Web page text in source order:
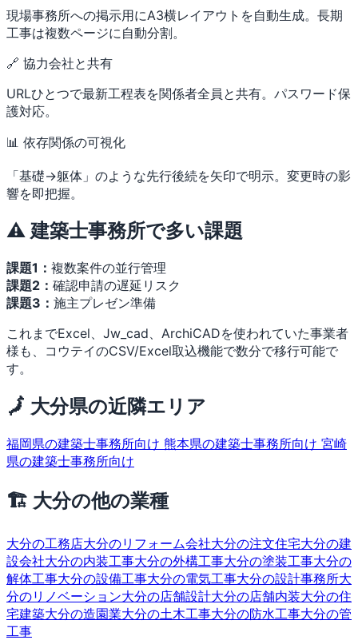
現場事務所への掲示用にA3横レイアウトを自動生成。長期
工事は複数ページに自動分割。
🔗 協力会社と共有
URLひとつで最新工程表を関係者全員と共有。パスワード保
護対応。
📊 依存関係の可視化
「基礎→躯体」のような先行後続を矢印で明示。変更時の影
響を即把握。
⚠️ 建築士事務所で多い課題
課題1： 複数案件の並行管理
課題2： 確認申請の遅延リスク
課題3： 施主プレゼン準備
これまでExcel、Jw_cad、ArchiCADを使われていた事業者
様も、コウテイのCSV/Excel取込機能で数分で移行可能で
す。
🗾 大分県の近隣エリア
福岡県の建築士事務所向け 熊本県の建築士事務所向け 宮崎
県の建築士事務所向け
🏗 大分の他の業種
大分の工務店大分のリフォーム会社大分の注文住宅大分の建
設会社大分の内装工事大分の外構工事大分の塗装工事大分の
解体工事大分の設備工事大分の電気工事大分の設計事務所大
分のリノベーション大分の店舗設計大分の店舗内装大分の住
宅建築大分の造園業大分の土木工事大分の防水工事大分の管
工事